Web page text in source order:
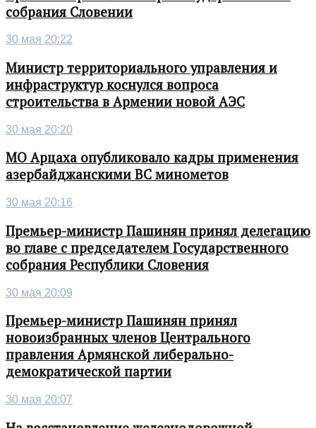
собрания Словении
30 мая 20:22
Министр территориального управления и
инфраструктур коснулся вопроса
строительства в Армении новой АЭС
30 мая 20:20
МО Арцаха опубликовало кадры применения
азербайджанскими ВС минометов
30 мая 20:16
Премьер-министр Пашинян принял делегацию
во главе с председателем Государственного
собрания Республики Словения
30 мая 20:09
Премьер-министр Пашинян принял
новоизбранных членов Центрального
правления Армянской либерально-
демократической партии
30 мая 20:07